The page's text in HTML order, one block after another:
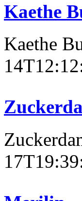
Kaethe
Kaethe